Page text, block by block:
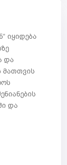
იყიდება
და
მათთვის
და